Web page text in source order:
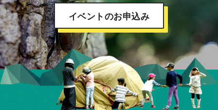
イベントのお申込み